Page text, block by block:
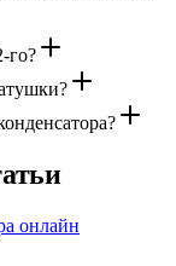
го?
онлайн